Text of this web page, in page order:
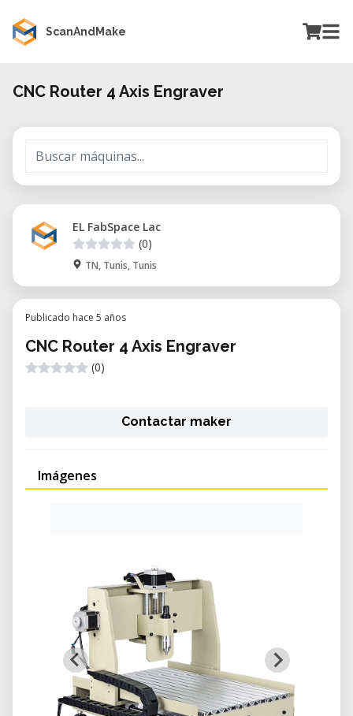
ScanAndMake
CNC Router 4 Axis Engraver
EL FabSpace Lac
(0)
TN, Tunis, Tunis
Publicado hace 5 años
CNC Router 4 Axis Engraver
(0)
Contactar maker
Imágenes